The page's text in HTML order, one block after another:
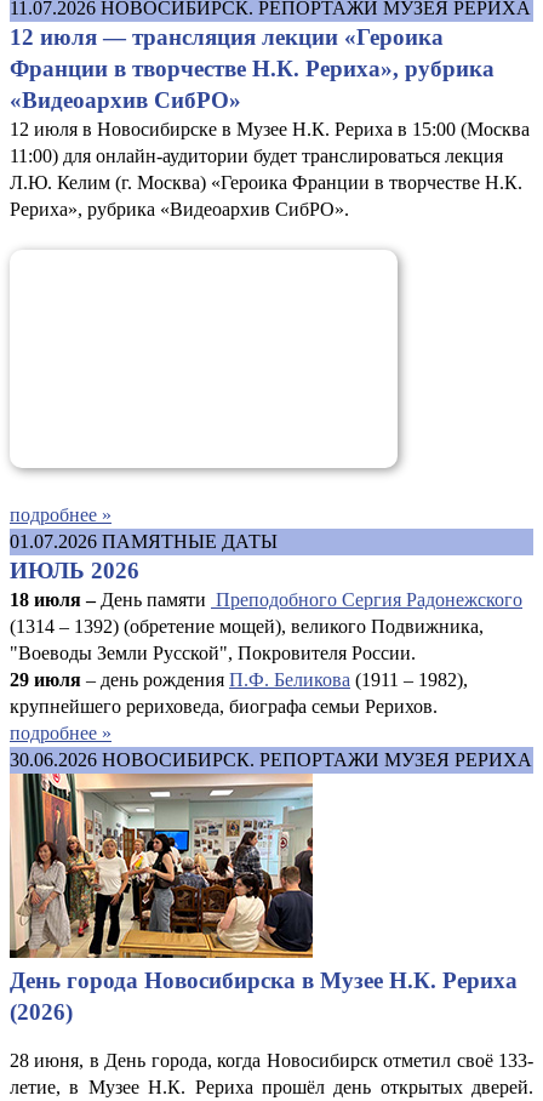
11.07.2026 НОВОСИБИРСК. РЕПОРТАЖИ МУЗЕЯ РЕРИХА
12 июля — трансляция лекции «Героика
Франции в творчестве Н.К. Рериха», рубрика
«Видеоархив СибРО»
12 июля в Новосибирске в Музее Н.К. Рериха в 15:00 (Москва
11:00) для онлайн-аудитории будет транслироваться лекция
Л.Ю. Келим (г. Москва) «Героика Франции в творчестве Н.К.
Рериха», рубрика «Видеоархив СибРО».
подробнее »
01.07.2026 ПАМЯТНЫЕ ДАТЫ
ИЮЛЬ 2026
18 июля – День памяти Преподобного Сергия Радонежского
(1314 – 1392) (обретение мощей), великого Подвижника,
"Воеводы Земли Русской", Покровителя России.
29 июля – день рождения П.Ф. Беликова (1911 – 1982),
крупнейшего рериховеда, биографа семьи Рерихов.
подробнее »
30.06.2026 НОВОСИБИРСК. РЕПОРТАЖИ МУЗЕЯ РЕРИХА
День города Новосибирска в Музее Н.К. Рериха
(2026)
28 июня, в День города, когда Новосибирск отметил своё 133-
летие, в Музее Н.К. Рериха прошёл день открытых дверей.